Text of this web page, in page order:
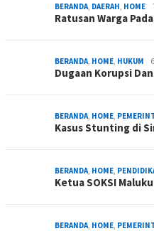
BERANDA, DAERAH, HOME
Ratusan Warga
BERANDA, HOME, HUKUM
Dugaan Korupsi
BERANDA, HOME,
Kasus Stunting di
BERANDA, HOME,
Ketua SOKSI
BERANDA, HOME,